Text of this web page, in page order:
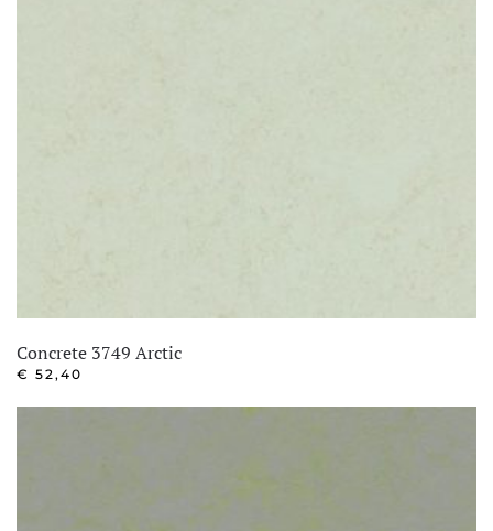
Concrete 3749 Arctic
€ 52,40